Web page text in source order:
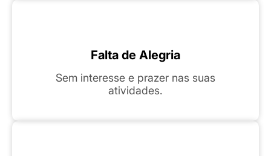
Falta de Alegria
Sem interesse e prazer nas suas
atividades.